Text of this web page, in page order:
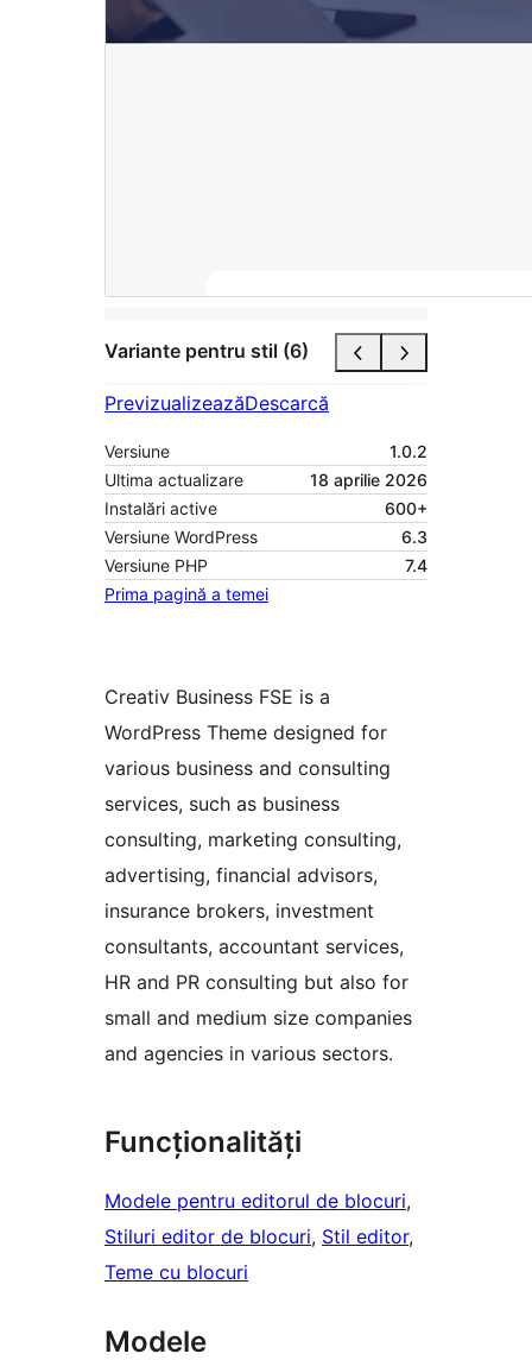
Variante pentru stil (6)
PrevizualizeazăDescarcă
Versiune
1.0.2
Ultima actualizare
18 aprilie 2026
Instalări active
600+
Versiune WordPress
6.3
Versiune PHP
7.4
Prima pagină a temei
Creativ Business FSE is a
WordPress Theme designed for
various business and consulting
services, such as business
consulting, marketing consulting,
advertising, financial advisors,
insurance brokers, investment
consultants, accountant services,
HR and PR consulting but also for
small and medium size companies
and agencies in various sectors.
Funcționalități
Modele pentru editorul de blocuri
Stiluri editor de blocuri, Stil editor
Teme cu blocuri
Modele